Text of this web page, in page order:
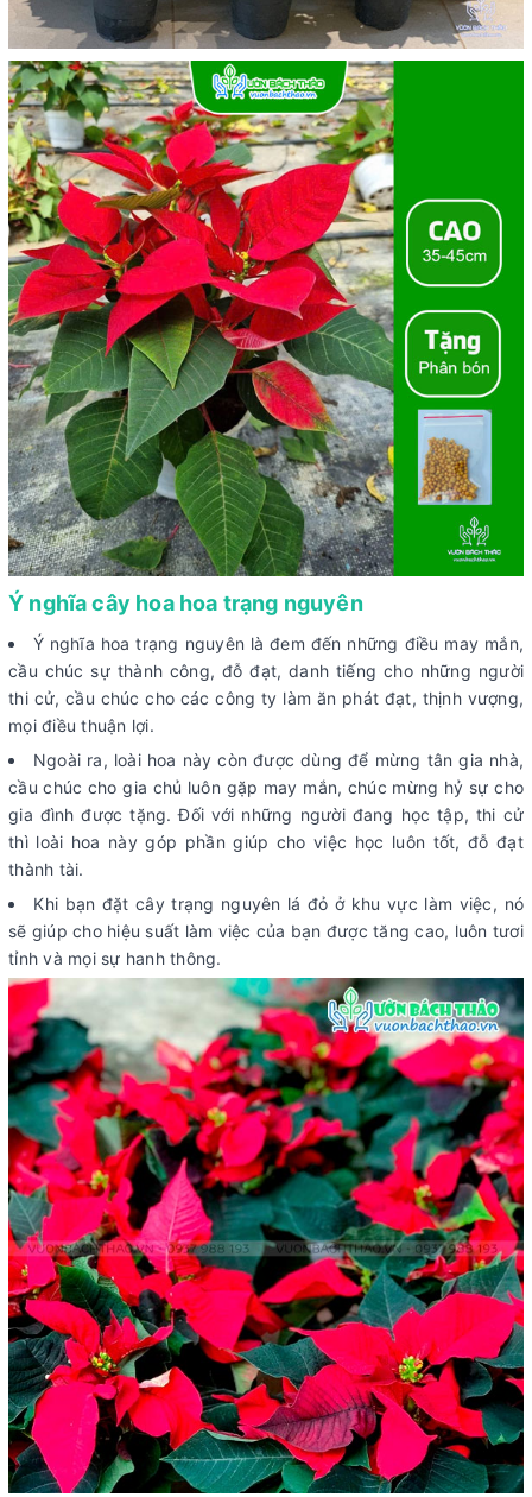
Ý nghĩa cây hoa hoa trạng nguyên
Ý nghĩa hoa trạng nguyên là đem đến những điều may mắn,
cầu chúc sự thành công, đỗ đạt, danh tiếng cho những người
thi cử, cầu chúc cho các công ty làm ăn phát đạt, thịnh vượng,
mọi điều thuận lợi.
Ngoài ra, loài hoa này còn được dùng để mừng tân gia nhà,
cầu chúc cho gia chủ luôn gặp may mắn, chúc mừng hỷ sự cho
gia đình được tặng. Đối với những người đang học tập, thi cử
thì loài hoa này góp phần giúp cho việc học luôn tốt, đỗ đạt
thành tài.
Khi bạn đặt cây trạng nguyên lá đỏ ở khu vực làm việc, nó
sẽ giúp cho hiệu suất làm việc của bạn được tăng cao, luôn tươi
tỉnh và mọi sự hanh thông.